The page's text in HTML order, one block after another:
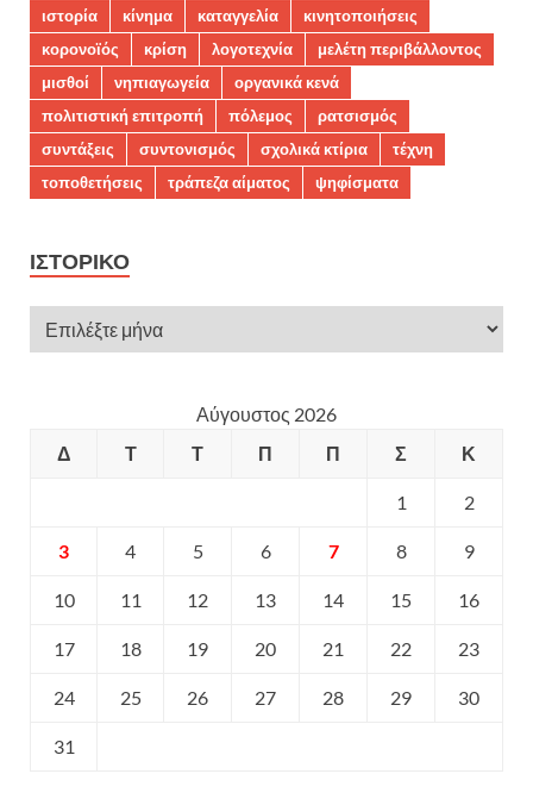
ιστορία
κίνημα καταγγελία
κινητοποιήσεις
κορονοϊός
κρίση λογοτεχνία
μελέτη περιβάλλοντος
μισθοί
νηπιαγωγεία
οργανικά κενά
πολιτιστική επιτροπή
πόλεμος
ρατσισμός
συντάξεις
συντονισμός σχολικά κτίρια
τέχνη
τοποθετήσεις
τράπεζα αίματος ψηφίσματα
ΙΣΤΟΡΙΚΌ
Αύγουστος 2026
Δ
Τ Τ Π Π Σ Κ
1 2
3 4 5 6 7 8 9
10 11 12 13 14 15 16
17 18 19 20 21 22 23
24 25 26 27 28 29 30
31